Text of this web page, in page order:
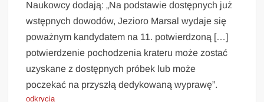
Naukowcy dodają: „Na podstawie dostępnych już
wstępnych dowodów, Jezioro Marsal wydaje się
poważnym kandydatem na 11. potwierdzoną […]
potwierdzenie pochodzenia krateru może zostać
uzyskane z dostępnych próbek lub może
poczekać na przyszłą dedykowaną wyprawę”.
odkrycia